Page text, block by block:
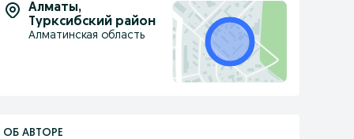
Алматы,
Турксибский район
Алматинская область
ОБ АВТОРЕ